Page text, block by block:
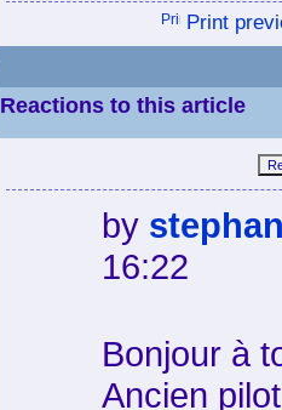
Print
Reactions to this article
by
16:22
Bonjour à
Ancien